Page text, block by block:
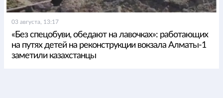
03 августа, 13:17
«Без спецобуви, обедают на лавочках»: работающих
на путях детей на реконструкции вокзала Алматы-1
заметили казахстанцы